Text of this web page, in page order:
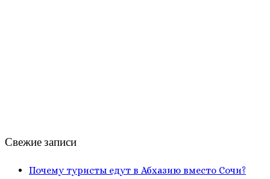
Свежие записи
Почему туристы едут в Абхазию вместо Сочи?